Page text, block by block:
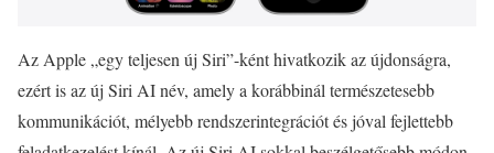
Az Apple „egy teljesen új Siri”-ként hivatkozik az újdonságra,
ezért is az új Siri AI név, amely a korábbinál természetesebb
kommunikációt, mélyebb rendszerintegrációt és jóval fejlettebb